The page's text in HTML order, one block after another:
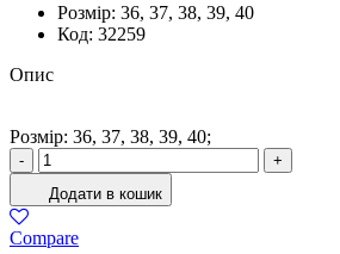
Розмiр: 36, 37, 38, 39, 40
Код: 32259
Опис
Розмiр: 36, 37, 38, 39, 40;
Туфлі
Жіночі
Еко-
шкіра
Чорний
-
+
Додати в кошик
Compare